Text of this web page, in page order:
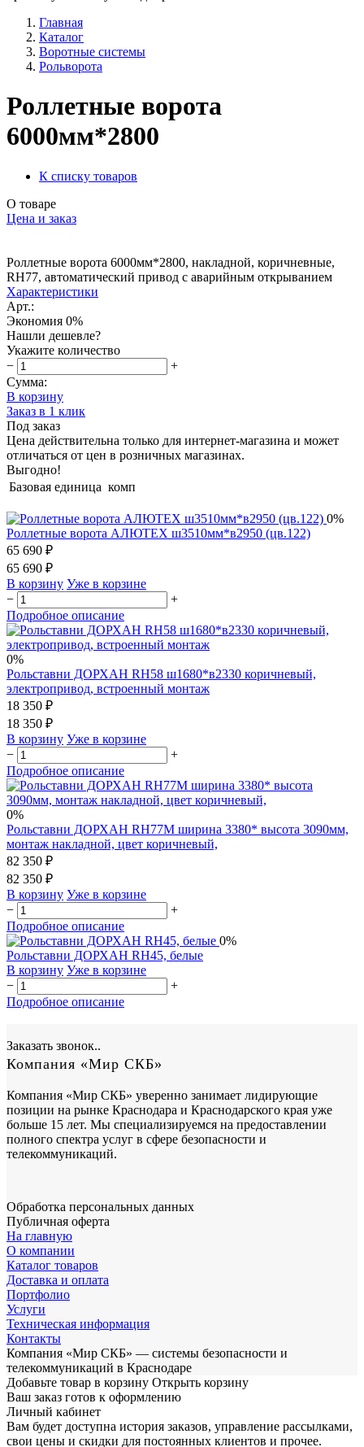
Главная
Каталог
Воротные системы
Рольворота
Роллетные ворота
6000мм*2800
К списку товаров
О товаре
Цена и заказ
Роллетные ворота 6000мм*2800, накладной, коричневные,
RH77, автоматический привод с аварийным открыванием
Характеристики
Арт.:
Экономия 0%
Нашли дешевле?
Укажите количество
−
+
Сумма:
В корзину
Заказ в 1 клик
Под заказ
Цена действительна только для интернет-магазина и может
отличаться от цен в розничных магазинах.
Выгодно!
Базовая единица комп
0%
Роллетные ворота АЛЮТЕХ ш3510мм*в2950 (цв.122)
65 690 ₽
65 690 ₽
В корзину Уже в корзине
−
+
Подробное описание
0%
Рольставни ДОРХАН RH58 ш1680*в2330 коричневый,
электропривод, встроенный монтаж
18 350 ₽
18 350 ₽
В корзину Уже в корзине
−
+
Подробное описание
0%
Рольставни ДОРХАН RH77М ширина 3380* высота 3090мм,
монтаж накладной, цвет коричневый,
82 350 ₽
82 350 ₽
В корзину Уже в корзине
−
+
Подробное описание
0%
Рольставни ДОРХАН RH45, белые
В корзину Уже в корзине
−
+
Подробное описание
Заказать звонок..
Компания «Мир СКБ»
Компания «Мир СКБ» уверенно занимает лидирующие
позиции на рынке Краснодара и Краснодарского края уже
больше 15 лет. Мы специализируемся на предоставлении
полного спектра услуг в сфере безопасности и
телекоммуникаций.
Обработка персональных данных
Публичная оферта
На главную
О компании
Каталог товаров
Доставка и оплата
Портфолио
Услуги
Техническая информация
Контакты
Компания «Мир СКБ» — системы безопасности и
телекоммуникаций в Краснодаре
Добавьте товар в корзину Открыть корзину
Ваш заказ готов к оформлению
Личный кабинет
Вам будет доступна история заказов, управление рассылками,
свои цены и скидки для постоянных клиентов и прочее.